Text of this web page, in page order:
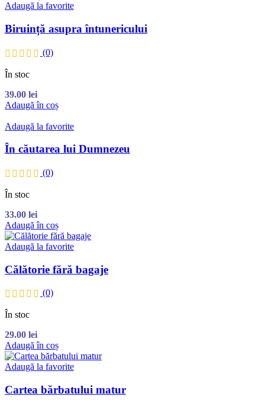
Adaugă la favorite
Biruință asupra întunericului
(0)
În stoc
39.00 lei
Adaugă în coș
Adaugă la favorite
În căutarea lui Dumnezeu
(0)
În stoc
33.00 lei
Adaugă în coș
Adaugă la favorite
Călătorie fără bagaje
(0)
În stoc
29.00 lei
Adaugă în coș
Adaugă la favorite
Cartea bărbatului matur